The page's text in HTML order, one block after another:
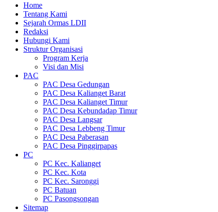
Home
Tentang Kami
Sejarah Ormas LDII
Redaksi
Hubungi Kami
Struktur Organisasi
Program Kerja
Visi dan Misi
PAC
PAC Desa Gedungan
PAC Desa Kalianget Barat
PAC Desa Kalianget Timur
PAC Desa Kebundadap Timur
PAC Desa Langsar
PAC Desa Lebbeng Timur
PAC Desa Paberasan
PAC Desa Pinggirpapas
PC
PC Kec. Kalianget
PC Kec. Kota
PC Kec. Saronggi
PC Batuan
PC Pasongsongan
Sitemap